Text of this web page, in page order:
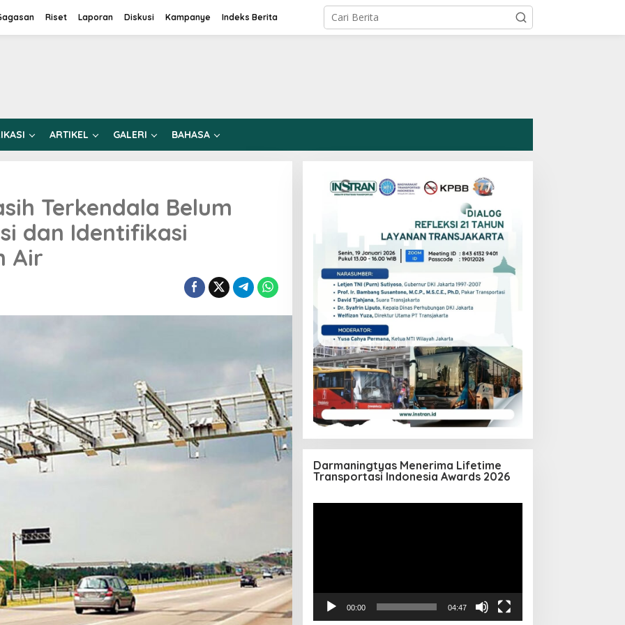
Riset Laporan Diskusi Kampanye Indeks Berita
ARTIKEL GALERI BAHASA
Terkendala Belum
dan Identifikasi
Air
Darmaningtyas Menerima Lifetime
Transportasi Indonesia Awards 2026
00:00 04:47